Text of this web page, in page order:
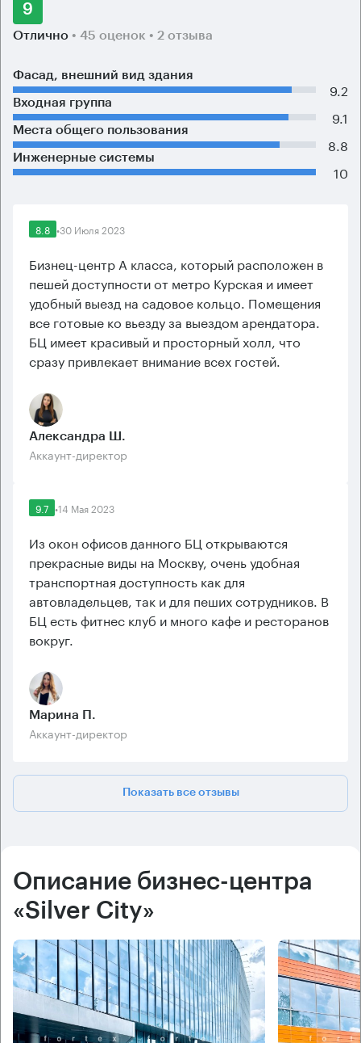
9
Отлично • 45 оценок • 2 отзыва
Фасад, внешний вид здания
9.2
Входная группа
9.1
Места общего пользования
8.8
Инженерные системы
10
8.8 •30 Июля 2023
Бизнец-центр А класса, который расположен в
пешей доступности от метро Курская и имеет
удобный выезд на садовое кольцо. Помещения
все готовые ко вьезду за выездом арендатора.
БЦ имеет красивый и просторный холл, что
сразу привлекает внимание всех гостей.
Александра Ш.
Аккаунт-директор
9.7 •14 Мая 2023
Из окон офисов данного БЦ открываются
прекрасные виды на Москву, очень удобная
транспортная доступность как для
автовладельцев, так и для пеших сотрудников. В
БЦ есть фитнес клуб и много кафе и ресторанов
вокруг.
Марина П.
Аккаунт-директор
Показать все отзывы
Описание бизнес-центра
«Silver City»